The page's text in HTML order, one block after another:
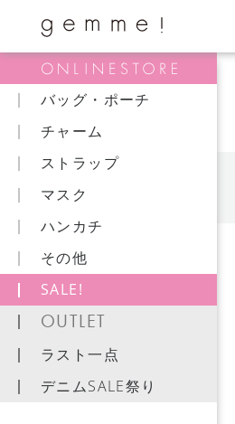
バッグ・ポーチ
チャーム
ストラップ
マスク
ハンカチ
その他
SALE!
OUTLET
ラスト一点
デニムSALE祭り